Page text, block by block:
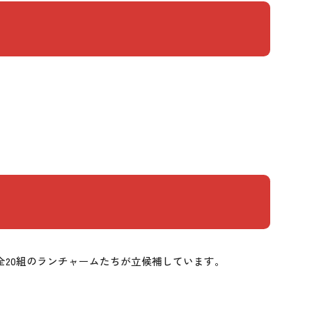
組のランチャームたちが立候補しています。